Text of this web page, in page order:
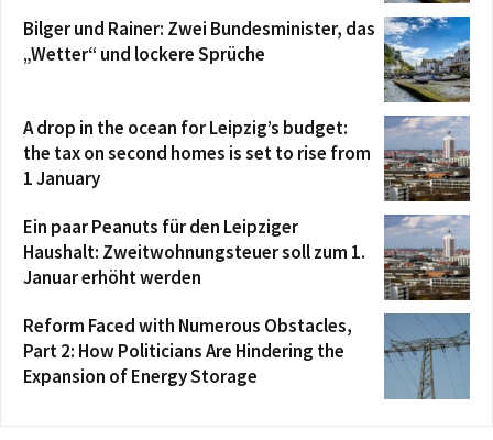
Bilger und Rainer: Zwei Bundesminister, das
„Wetter“ und lockere Sprüche
A drop in the ocean for Leipzig’s budget:
the tax on second homes is set to rise from
1 January
Ein paar Peanuts für den Leipziger
Haushalt: Zweitwohnungsteuer soll zum 1.
Januar erhöht werden
Reform Faced with Numerous Obstacles,
Part 2: How Politicians Are Hindering the
Expansion of Energy Storage